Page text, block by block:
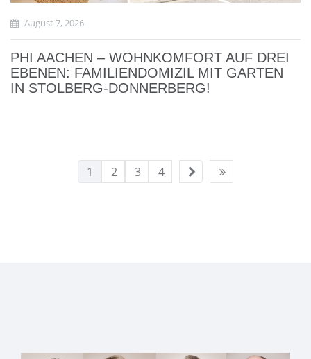
August 7, 2026
PHI AACHEN – WOHNKOMFORT AUF DREI
EBENEN: FAMILIENDOMIZIL MIT GARTEN
IN STOLBERG-DONNERBERG!
1 2 3 4